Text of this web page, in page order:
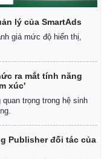
lý của SmartAds
giá mức độ hiển thị,
ra mắt tính năng
xúc'
trọng trong hệ sinh
Publisher đối tác của